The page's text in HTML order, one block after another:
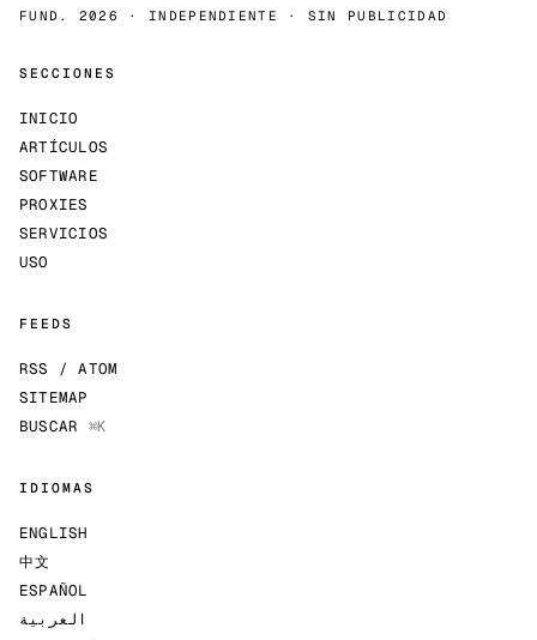
FUND. 2026 · INDEPENDIENTE · SIN PUBLICIDAD
SECCIONES
INICIO
ARTÍCULOS
SOFTWARE
PROXIES
SERVICIOS
USO
FEEDS
RSS / ATOM
SITEMAP
BUSCAR ⌘K
IDIOMAS
ENGLISH
中文
ESPAÑOL
العربية